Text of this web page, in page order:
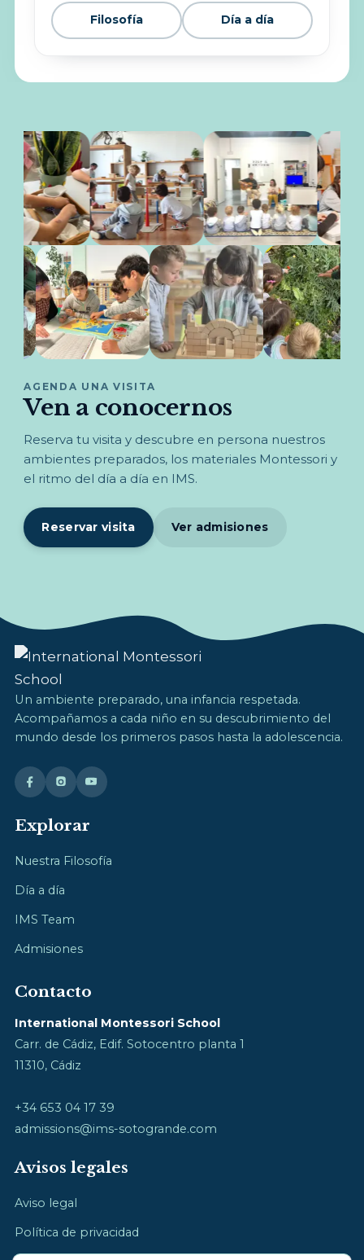
Filosofía Día a día
AGENDA UNA VISITA
Ven a conocernos
Reserva tu visita y descubre en persona nuestros
ambientes preparados, los materiales Montessori y
el ritmo del día a día en IMS.
Reservar visita Ver admisiones
Un ambiente preparado, una infancia respetada.
Acompañamos a cada niño en su descubrimiento del
mundo desde los primeros pasos hasta la adolescencia.
Explorar
Nuestra Filosofía
Día a día
IMS Team
Admisiones
Contacto
International Montessori School
Carr. de Cádiz, Edif. Sotocentro planta 1
11310, Cádiz
+34 653 04 17 39
admissions@ims-sotogrande.com
Avisos legales
Aviso legal
Política de privacidad